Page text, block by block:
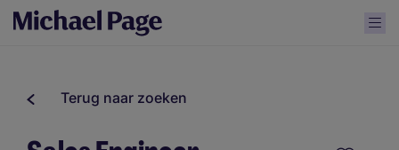
Terug naar zoeken